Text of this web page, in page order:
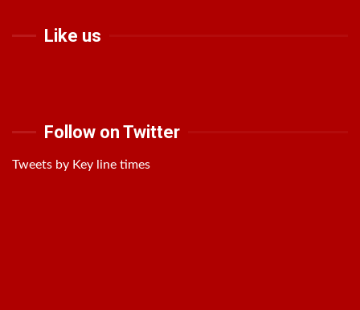
Like us
Follow on Twitter
Tweets by Key line times